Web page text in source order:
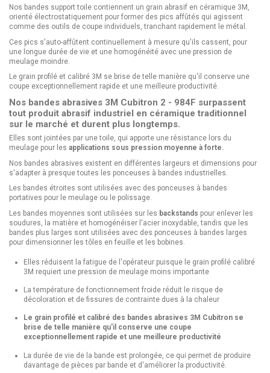
Nos bandes support toile contiennent un grain abrasif en céramique 3M,
orienté électrostatiquement pour former des pics affûtés qui agissent
comme des outils de coupe individuels, tranchant rapidement le métal.
Ces pics s'auto-affûtent continuellement à mesure qu'ils cassent, pour
une longue durée de vie et une homogénéité avec une pression de
meulage moindre.
Le grain profilé et calibré 3M se brise de telle manière qu'il conserve une
coupe exceptionnellement rapide et une meilleure productivité.
Nos bandes abrasives 3M Cubitron 2 - 984F surpassent
tout produit abrasif industriel en céramique traditionnel
sur le marché et durent plus longtemps.
Elles sont jointées par une toile, qui apporte une résistance lors du
meulage pour les applications sous pression moyenne à forte.
Nos bandes abrasives existent en différentes largeurs et dimensions pour
s'adapter à presque toutes les ponceuses à bandes industrielles.
Les bandes étroites sont utilisées avec des ponceuses à bandes
portatives pour le meulage ou le polissage.
Les bandes moyennes sont utilisées sur les backstands pour enlever les
soudures, la matière et homogénéiser l'acier inoxydable, tandis que les
bandes plus larges sont utilisées avec des ponceuses à bandes larges
pour dimensionner les tôles en feuille et les bobines.
Elles réduisent la fatigue de l'opérateur puisque le grain profilé calibré
3M requiert une pression de meulage moins importante
La température de fonctionnement froide réduit le risque de
décoloration et de fissures de contrainte dues à la chaleur
Le grain profilé et calibré des bandes abrasives 3M Cubitron se
brise de telle manière qu'il conserve une coupe
exceptionnellement rapide et une meilleure productivité
La durée de vie de la bande est prolongée, ce qui permet de produire
davantage de pièces par bande et d'améliorer la productivité.